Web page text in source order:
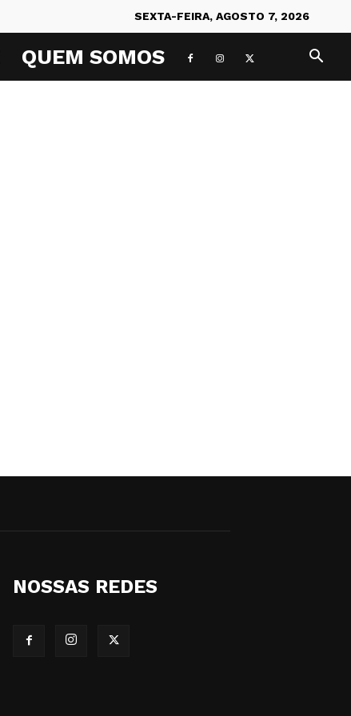
SEXTA-FEIRA, AGOSTO 7, 2026
QUEM SOMOS
NOSSAS REDES